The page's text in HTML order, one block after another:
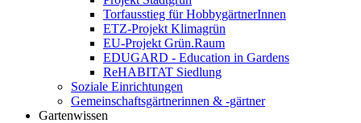
Torfausstieg für HobbygärtnerInnen
ETZ-Projekt Klimagrün
EU-Projekt Grün.Raum
EDUGARD - Education in Gardens
ReHABITAT Siedlung
Soziale Einrichtungen
Gemeinschaftsgärtnerinnen & -gärtner
Gartenwissen